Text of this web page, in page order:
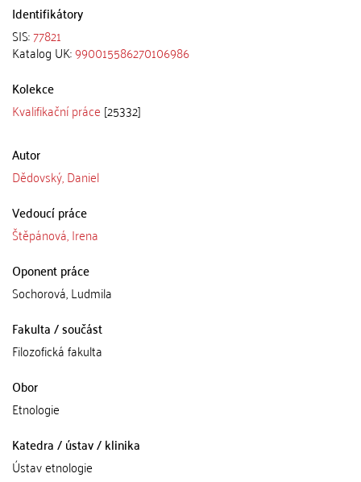
Identifikátory
SIS:77821
Katalog UK:990015586270106986
Kolekce
Kvalifikační práce [25332]
Autor
Dědovský, Daniel
Vedoucí práce
Štěpánová, Irena
Oponent práce
Sochorová, Ludmila
Fakulta / součást
Filozofická fakulta
Obor
Etnologie
Katedra / ústav / klinika
Ústav etnologie